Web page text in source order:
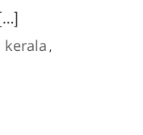
kerala ,